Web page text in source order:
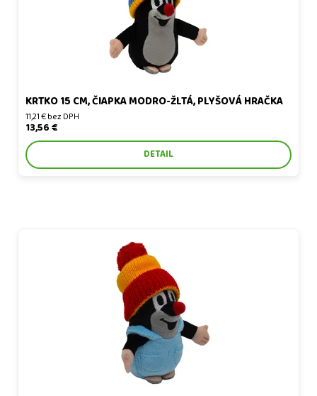
KRTKO 15 CM, ČIAPKA MODRO-ŽLTÁ, PLYŠOVÁ HRAČKA
11,21 € bez DPH
13,56 €
DETAIL
Krtko 14 cm, nohavičky, čiapka červeno-žltá, plyšová hračka